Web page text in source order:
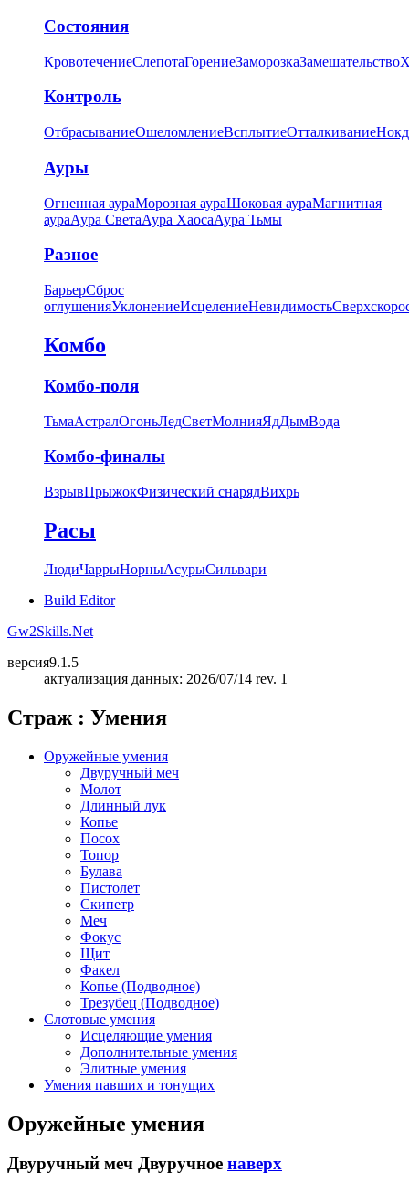
Состояния
КровотечениеСлепотаГорениеЗаморозкаЗамешательство
Контроль
ОтбрасываниеОшеломлениеВсплытиеОтталкивание
Ауры
Огненная аураМорозная аураШоковая аураМагнитная
аураАура СветаАура ХаосаАура Тьмы
Разное
БарьерСброс
оглушенияУклонениеИсцелениеНевидимость
Комбо
Комбо-поля
ТьмаАстралОгоньЛедСветМолнияЯдДымВода
Комбо-финалы
ВзрывПрыжокФизический снарядВихрь
Расы
ЛюдиЧаррыНорныАсурыСильвари
Build Editor
Gw2Skills.Net
версия9.1.5
актуализация данных: 2026/07/14 rev. 1
Страж : Умения
Оружейные умения
Двуручный меч
Молот
Длинный лук
Копье
Посох
Топор
Булава
Пистолет
Скипетр
Меч
Фокус
Щит
Факел
Копье (Подводное)
Трезубец (Подводное)
Слотовые умения
Исцеляющие умения
Дополнительные умения
Элитные умения
Умения павших и тонущих
Оружейные умения
Двуручный меч Двуручное наверх